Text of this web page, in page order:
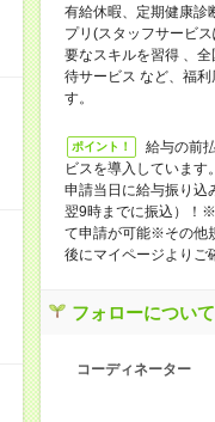
有給休暇、定期健康診
プリ(スタッフサービ
要なスキルを習得 、
待サービス など、福
す。
ポイント！
給与の前
ビスを導入しています
申請当日に給与振り込
翌9時までに振込）！
て申請が可能※その他
後にマイページよりご
フォローについて
コーディネーター